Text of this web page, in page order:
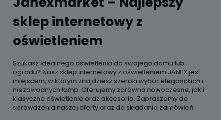
sklep internetowy z
oświetleniem
Szukasz idealnego oświetlenia do swojego domu lub
ogrodu? Nasz sklep internetowy z oświetleniem JANEX jest
miejscem, w którym znajdziesz szeroki wybór eleganckich i
niezawodnych lamp. Oferujemy zarówno nowoczesne, jak i
klasyczne oświetlenie oraz akcesoria. Zapraszamy do
sprawdzenia naszej oferty oraz do składania zamówień.